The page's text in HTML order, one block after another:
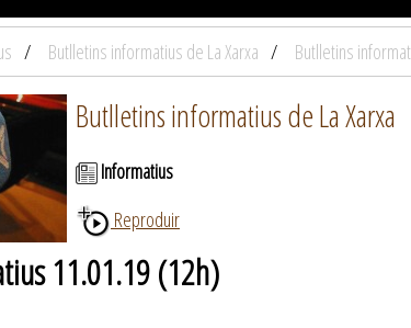
Butlletins informatius de La Xarxa Butlletins
Butlletins informatius de La Xarxa
Informatius
Reproduir
11.01.19 (12h)